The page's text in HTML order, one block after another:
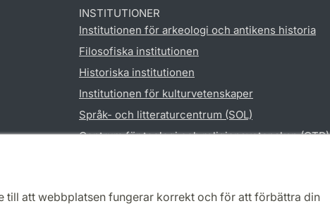
till att webbplatsen fungerar korrekt och för att förbättra din
INSTITUTIONER
Institutionen för arkeologi och antikens historia
Filosofiska institutionen
Historiska institutionen
Institutionen för kulturvetenskaper
Språk- och litteraturcentrum (SOL)
Centrum för teologi och religionsvetenskap (CTR)